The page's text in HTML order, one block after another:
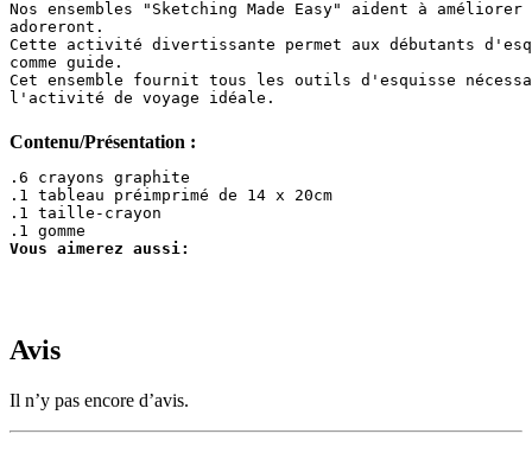
Nos ensembles "Sketching Made Easy" aident à
adoreront.
Cette activité divertissante permet aux débutants
comme guide.
Cet ensemble fournit tous les outils d'esquisse
l'activité de voyage idéale.
Contenu/Présentation :
.6 crayons graphite
.1 tableau préimprimé de 14 x 20cm
.1 taille-crayon
Vous aimerez aussi:
Avis
Il n’y pas encore d’avis.